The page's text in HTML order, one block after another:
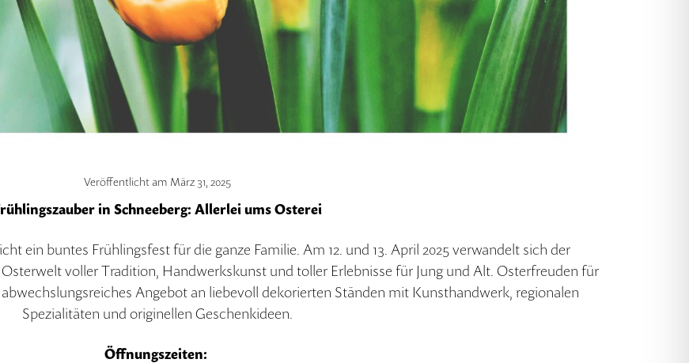
Veröffentlicht am März 31, 2025
in Schneeberg: Allerlei ums Osterei
ein buntes Frühlingsfest für die ganze Familie. Am 12. und 13. April 2025 verwandelt sich der
voller Tradition, Handwerkskunst und toller Erlebnisse für Jung und Alt. Osterfreuden für
Angebot an liebevoll dekorierten Ständen mit Kunsthandwerk, regionalen
Spezialitäten und originellen Geschenkideen.
Öffnungszeiten: